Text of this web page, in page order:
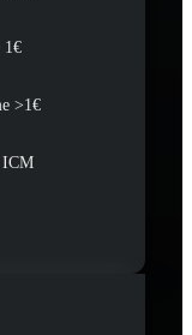
1€
>1€
ICM